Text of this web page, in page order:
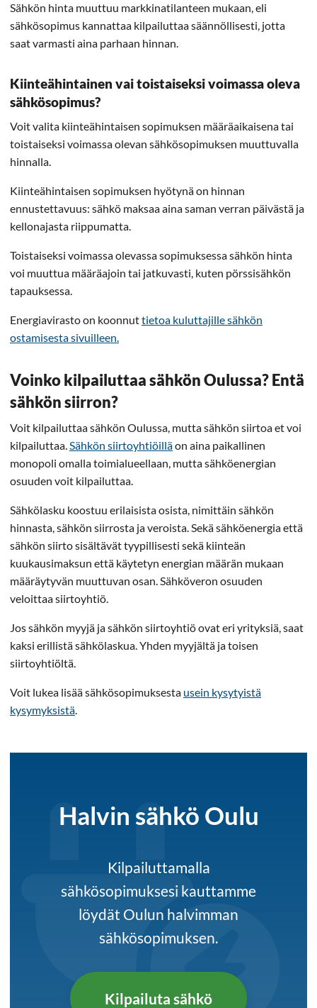
Sähkön hinta muuttuu markkinatilanteen mukaan, eli
sähkösopimus kannattaa kilpailuttaa säännöllisesti, jotta
saat varmasti aina parhaan hinnan.
Kiinteähintainen vai toistaiseksi voimassa oleva
sähkösopimus?
Voit valita kiinteähintaisen sopimuksen määräaikaisena tai
toistaiseksi voimassa olevan sähkösopimuksen muuttuvalla
hinnalla.
Kiinteähintaisen sopimuksen hyötynä on hinnan
ennustettavuus: sähkö maksaa aina saman verran päivästä ja
kellonajasta riippumatta.
Toistaiseksi voimassa olevassa sopimuksessa sähkön hinta
voi muuttua määräajoin tai jatkuvasti, kuten pörssisähkön
tapauksessa.
Energiavirasto on koonnuttietoa kuluttajille sähkön
ostamisesta sivuilleen.
Voinko kilpailuttaa sähkön Oulussa? Entä
sähkön siirron?
Voit kilpailuttaa sähkön Oulussa, mutta sähkön siirtoa et voi
kilpailuttaa.Sähkön siirtoyhtiöilläon aina paikallinen
monopoli omalla toimialueellaan, mutta sähköenergian
osuuden voit kilpailuttaa.
Sähkölasku koostuu erilaisista osista, nimittäin sähkön
hinnasta, sähkön siirrosta ja veroista. Sekä sähköenergia että
sähkön siirto sisältävät tyypillisesti sekä kiinteän
kuukausimaksun että käytetyn energian määrän mukaan
määräytyvän muuttuvan osan. Sähköveron osuuden
veloittaa siirtoyhtiö.
Jos sähkön myyjä ja sähkön siirtoyhtiö ovat eri yrityksiä, saat
kaksi erillistä sähkölaskua. Yhden myyjältä ja toisen
siirtoyhtiöltä.
Voit lukea lisää sähkösopimuksesta usein kysytyistä
kysymyksistä.
Halvin sähkö Oulu
Kilpailuttamalla
sähkösopimuksesi kauttamme
löydät Oulun halvimman
sähkösopimuksen.
Kilpailuta sähkö